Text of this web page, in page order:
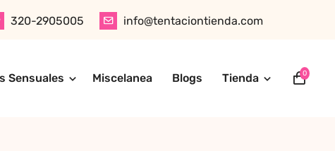
320-2905005 info@tentaciontienda.com
Sensuales Miscelanea Blogs Tienda 0